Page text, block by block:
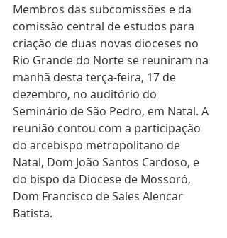
Membros das subcomissões e da
comissão central de estudos para
criação de duas novas dioceses no
Rio Grande do Norte se reuniram na
manhã desta terça-feira, 17 de
dezembro, no auditório do
Seminário de São Pedro, em Natal. A
reunião contou com a participação
do arcebispo metropolitano de
Natal, Dom João Santos Cardoso, e
do bispo da Diocese de Mossoró,
Dom Francisco de Sales Alencar
Batista.